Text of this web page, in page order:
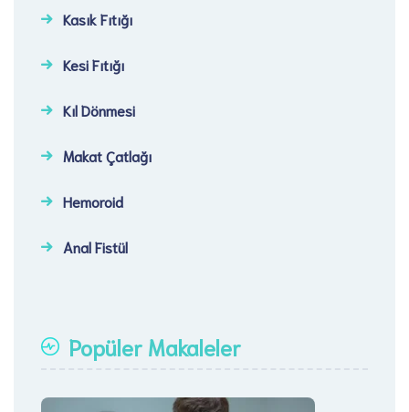
Kasık Fıtığı​
Kesi Fıtığı​
Kıl Dönmesi
Makat Çatlağı
Hemoroid
Anal Fistül
Popüler Makaleler